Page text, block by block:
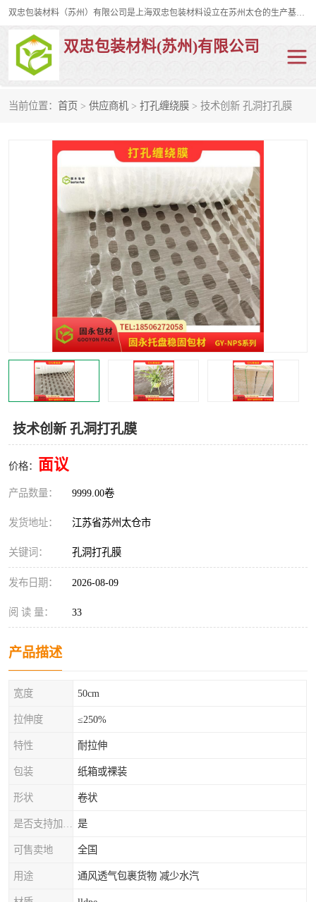
双忠包装材料（苏州）有限公司是上海双忠包装材料设立在苏州太仓的生产基地，占地约2万平米，产品主要有打孔缠绕膜，拉伸蜂窝纸，集装箱充气袋，滑托板，打包带，裹包网兜，防滑纸等箱体和托盘的运输和保护性包材。固永包材®，GooYon Pack®，是我们保护性包装材料的专属品牌。
双忠包装材料(苏州)有限公司
当前位置： 首页 > 供应商机 > 打孔缠绕膜 > 技术创新 孔洞打孔膜
技术创新 孔洞打孔膜
价格： 面议
产品数量： 9999.00卷
发货地址： 江苏省苏州太仓市
关键词： 孔洞打孔膜
发布日期： 2026-08-09
阅 读 量： 33
产品描述
宽度 50cm
拉伸度 ≤250%
特性 耐拉伸
包装 纸箱或裸装
形状 卷状
是
可售卖地 全国
用途 通风透气包裹货物 减少水汽
裹包网兜 纤维打包带
充气袋
缠绕膜
托盘裹包网兜
托盘捆绑带